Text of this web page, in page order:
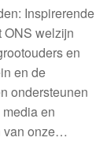
Inspirerende
welzijn
en
en de
ondersteunen
en
van onze…